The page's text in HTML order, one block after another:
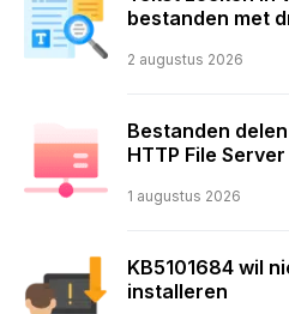
bestanden met
2 augustus 2026
Bestanden
HTTP File Server
1 augustus 2026
KB5101684 wil
installeren